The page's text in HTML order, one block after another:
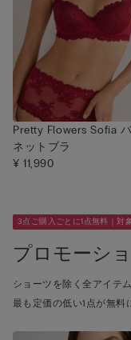
Pretty Flowers Sofia
ネットブラ
¥ 11,990
3点ご購入ごとに1点無料｜対
プロモーシ
ショーツを除く全アイテ
最も定価の低い1点が無料